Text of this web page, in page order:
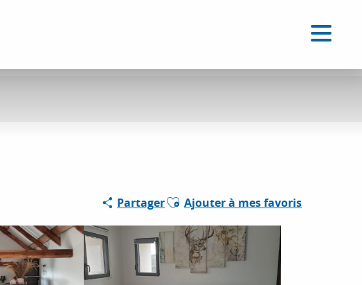
PartagerAjouter aux favoris
Ajouter à mes favoris